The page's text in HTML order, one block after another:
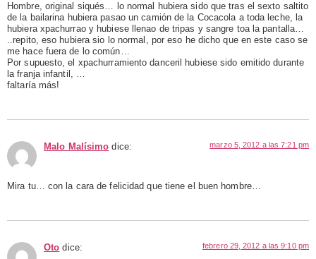
Hombre, original siqués… lo normal hubiera sido que tras el sexto saltito
de la bailarina hubiera pasao un camión de la Cocacola a toda leche, la
hubiera xpachurrao y hubiese llenao de tripas y sangre toa la pantalla…
..repito, eso hubiera sio lo normal, por eso he dicho que en este caso se
me hace fuera de lo común…
Por supuesto, el xpachurramiento danceril hubiese sido emitido durante
la franja infantil, …
faltaría más!
Malo Malísimo dice: marzo 5, 2012 a las 7:21 pm
Mira tu… con la cara de felicidad que tiene el buen hombre…
Oto dice: febrero 29, 2012 a las 9:10 pm